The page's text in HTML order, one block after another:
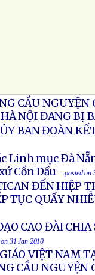
CẦU NGUYỆN
NỘI ĐANG BỊ
BAN ĐOÀN
Linh mục Ðà
Cồn Dầu -- posted on
ĐẾN HIỆP
TỤC QUẤY
CAO ĐÀI CHIA
31 Jan 2010
VIỆT NAM
CẦU NGUYỆN